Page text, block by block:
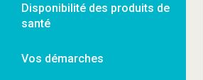
Disponibilité des produits de
santé
Vos démarches